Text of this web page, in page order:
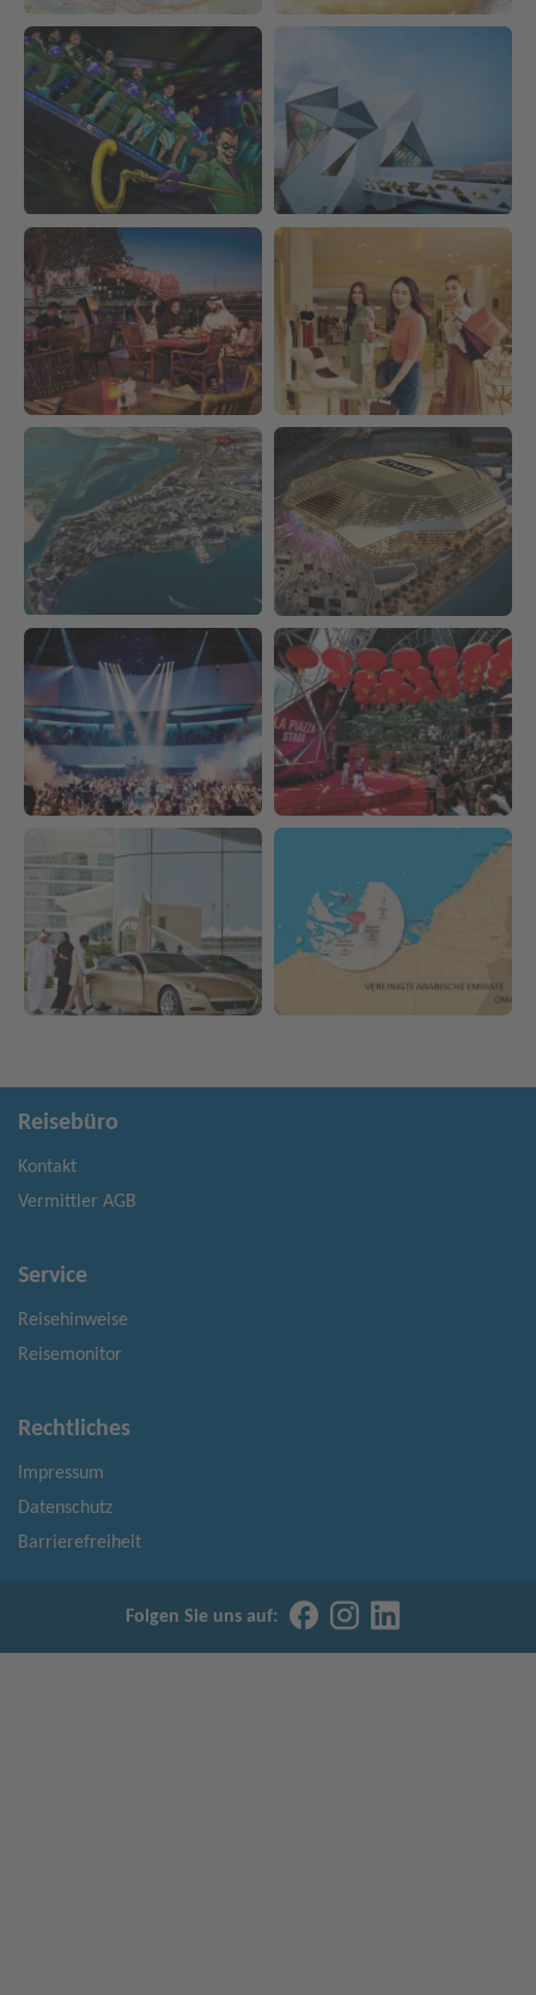
Reisebüro
Kontakt
Vermittler AGB
Service
Reisehinweise
Reisemonitor
Rechtliches
Impressum
Datenschutz
Barrierefreiheit
Folgen Sie uns auf: